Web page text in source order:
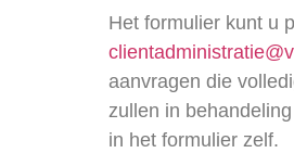
Het formulier kunt u
aanvragen die
zullen in
in het formulier zelf.